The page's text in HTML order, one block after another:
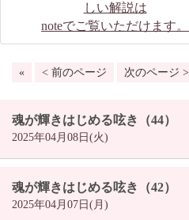
しい解説は
noteでご覧いただけます。
« < 前のページ 次のページ >
魂が輝きはじめる呟き（44）
2025年04月08日(火)
魂が輝きはじめる呟き（42）
2025年04月07日(月)